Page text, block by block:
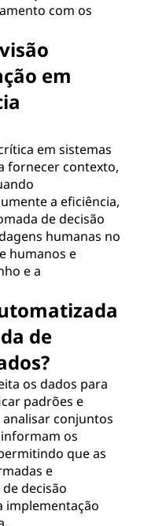
com os
em
em sistemas
fornecer contexto,
a eficiência,
de decisão
humanas no
humanos e
e a
de
os dados para
padrões e
conjuntos
os
que as
e
decisão
implementação